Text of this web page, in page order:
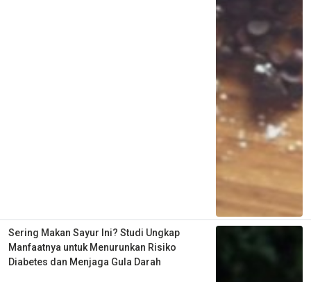
Sering Makan Sayur Ini? Studi Ungkap
Manfaatnya untuk Menurunkan Risiko
Diabetes dan Menjaga Gula Darah